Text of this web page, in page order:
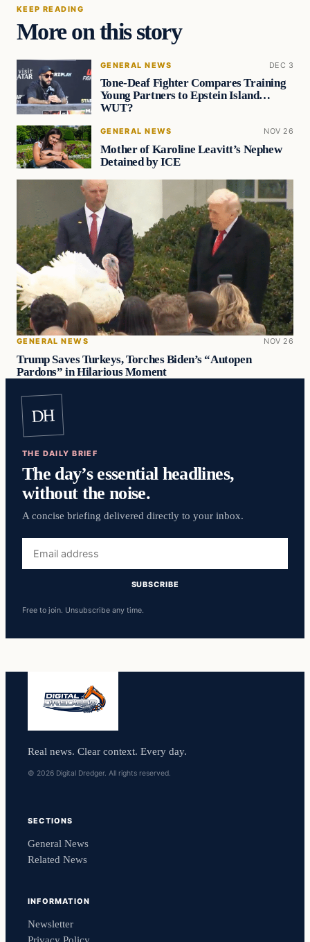
KEEP READING
More on this story
GENERAL NEWS DEC 3
Tone-Deaf Fighter Compares Training
Young Partners to Epstein Island…
WUT?
GENERAL NEWS NOV 26
Mother of Karoline Leavitt’s Nephew
Detained by ICE
GENERAL NEWS NOV 26
Trump Saves Turkeys, Torches Biden’s “Autopen
Pardons” in Hilarious Moment
DH
THE DAILY BRIEF
The day’s essential headlines,
without the noise.
A concise briefing delivered directly to your inbox.
address
SUBSCRIBE
Free to join. Unsubscribe any time.
Real news. Clear context. Every day.
© 2026 Digital Dredger. All rights reserved.
SECTIONS
General News
Related News
INFORMATION
Newsletter
Privacy Policy